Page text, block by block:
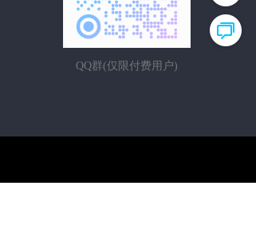
QQ群(仅限付费用户)